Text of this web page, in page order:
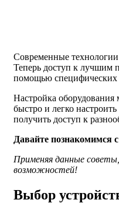
Современные
Теперь доступ к лучшим
помощью специфических
Настройка оборудования
быстро и легко
получить доступ к
Давайте познакомимся
Применяя данные
возможностей!
Выбор